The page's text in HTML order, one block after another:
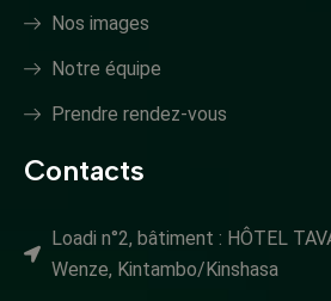
Nos images
Notre équipe
Prendre rendez-vous
Contacts
Loadi n°2, bâtiment : HÔTEL
Wenze, Kintambo/Kinshasa